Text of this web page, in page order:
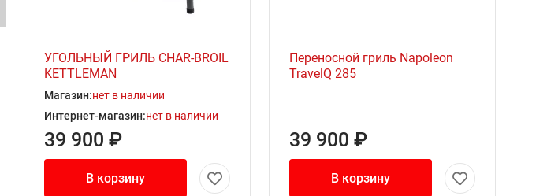
УГОЛЬНЫЙ ГРИЛЬ CHAR-BROIL
KETTLEMAN
Магазин:нет в наличии
Интернет-магазин:нет в наличии
39 900 ₽
В корзину
Переносной гриль Napoleon
TravelQ 285
39 900 ₽
В корзину